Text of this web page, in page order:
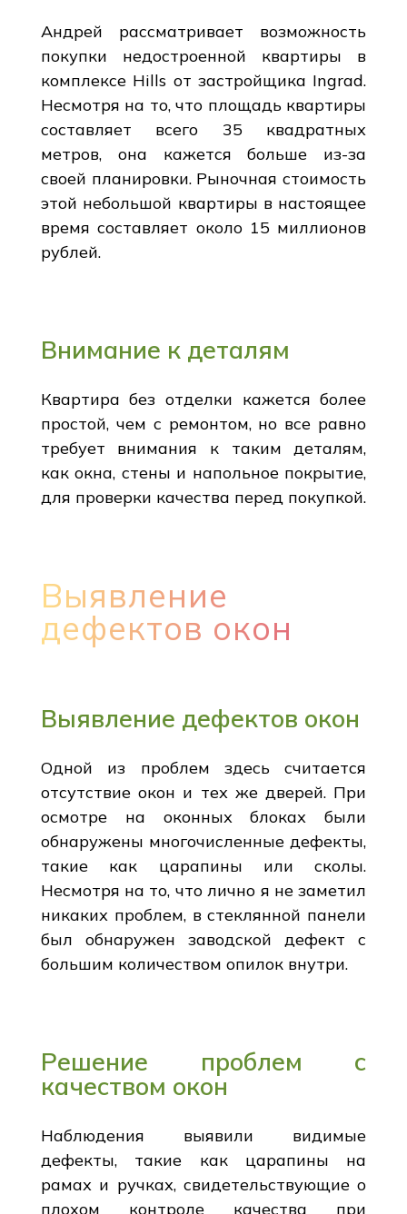
Андрей рассматривает возможность
покупки недостроенной квартиры в
комплексе Hills от застройщика Ingrad.
Несмотря на то, что площадь квартиры
составляет всего 35 квадратных
метров, она кажется больше из-за
своей планировки. Рыночная стоимость
этой небольшой квартиры в настоящее
время составляет около 15 миллионов
рублей.
Внимание к деталям
Квартира без отделки кажется более
простой, чем с ремонтом, но все равно
требует внимания к таким деталям,
как окна, стены и напольное покрытие,
для проверки качества перед покупкой.
Выявление
дефектов окон
Выявление дефектов окон
Одной из проблем здесь считается
отсутствие окон и тех же дверей. При
осмотре на оконных блоках были
обнаружены многочисленные дефекты,
такие как царапины или сколы.
Несмотря на то, что лично я не заметил
никаких проблем, в стеклянной панели
был обнаружен заводской дефект с
большим количеством опилок внутри.
Решение проблем с
качеством окон
Наблюдения выявили видимые
дефекты, такие как царапины на
рамах и ручках, свидетельствующие о
плохом контроле качества при